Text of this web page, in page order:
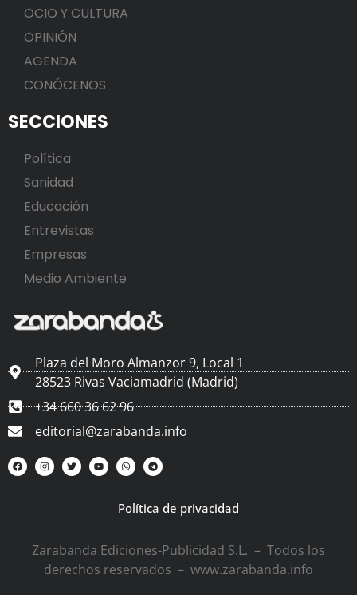
OCIO Y CULTURA
OPINIÓN
AGENDA
CONÓCENOS
SECCIONES
Política
Sanidad
Educación
Entrevistas
Empresas
Medio Ambiente
Plaza del Moro Almanzor 9, Local 1
28523 Rivas Vaciamadrid (Madrid)
+34 660 36 62 96
editorial@zarabanda.info
Política de privacidad
Zarabanda Ediciones-Publicidad S.L. – Todos los
derechos reservados – www.zarabanda.info